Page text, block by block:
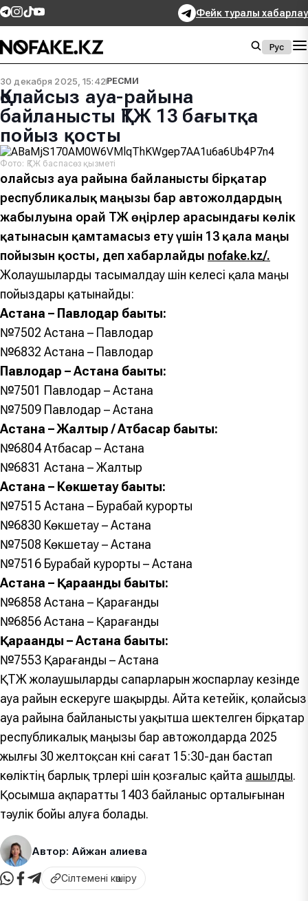
Фейк туралы хабарлау
Рус
30 декабря 2025, 15:42РЕСМИ
Қолайсыз ауа-райына
байланысты ҚТЖ 13 бағытқа
пойыз қосты
Фото: ҚТЖ баспасөз қызметі
Қолайсыз ауа райына байланысты бірқатар
республикалық маңызы бар автожолдардың
жабылуына орай ҚТЖ өңірлер арасындағы көлік
қатынасын қамтамасыз ету үшін 13 қала маңы
пойызын қосты, деп хабарлайды nofake.kz/.
Жолаушыларды тасымалдау үшін келесі қала маңы
пойыздары қатынайды:
Астана – Павлодар бағыты:
№7502 Астана – Павлодар
№6832 Астана – Павлодар
Павлодар – Астана бағыты:
№7501 Павлодар – Астана
№7509 Павлодар – Астана
Астана – Жалтыр / Атбасар бағыты:
№6804 Атбасар – Астана
№6831 Астана – Жалтыр
Астана – Көкшетау бағыты:
№7515 Астана – Бурабай курорты
№6830 Көкшетау – Астана
№7508 Көкшетау – Астана
№7516 Бурабай курорты – Астана
Астана – Қарағанды бағыты:
№6858 Астана – Қарағанды
№6856 Астана – Қарағанды
Қарағанды – Астана бағыты:
№7553 Қарағанды – Астана
ҚТЖ жолаушыларды сапарларын жоспарлау кезінде
ауа райын ескеруге шақырды. Айта кетейік, қолайсыз
ауа райына байланысты уақытша шектелген бірқатар
республикалық маңызы бар автожолдарда 2025
жылғы 30 желтоқсан күні сағат 15:30-дан бастап
көліктің барлық түрлері үшін қозғалыс қайта ашылды.
Қосымша ақпаратты 1403 байланыс орталығынан
тәулік бойы алуға болады.
Автор: Айжан Қалиева
Сілтемені көшіру